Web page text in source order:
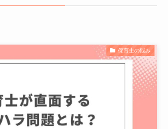
保育士の悩み